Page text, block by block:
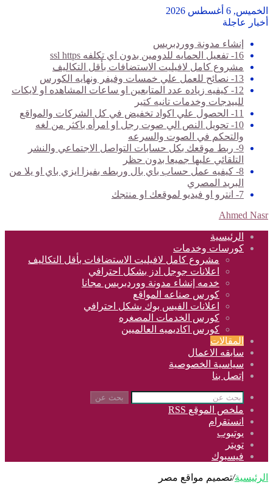
الخميس, 6 أغسطس 2026
أخبار عاجلة
إنشاء مدونة ووردبريس
16- تفعيل الحمايه للدومين بدون اي تكلفه ssl https
مشروع كامل لافيليت الاستضافات بأقل التكاليف
13- نصائح للعمل علي خمسات وفيفر ونهايه الكورس
12- كيفيه زياده عدد المتابعين او ساعات المشاهده او لايكات
للبيدجات وخدمات تانيه كتير
11- الحصول علي اكواد تخفيض في كل الشركات والمواقع
10- تحويل النص الي صوت رجل او امرأه باكثر من لغه
والتحكم في الصوت والسرعه
9- ربط موقعك بكل حسابات التواصل الاجتماعي والنشر
التلقائي عليها جميعا بدون حظر
8- كيفيه عمل حساب باي بال وربطه بفيزا ايزي باي او يلا من
البريد المصري
7- انترو او فيديو لموقعك او منتجك
Ahmed Nasr
الرئيسية
كورسات وخدمات
مشروع كامل لافيليت الاستضافات بأقل التكاليف
اعلانات جوجل ادز بشكل احترافي
خدمه إنشاء مدونة ووردبريس مجانا
كورس صناعه المواقع
اعلانات الفيس بوك بشكل احترافي
كورس الخدمات المصغره
كورس اكاديميه العالميين
المقالات
سابقه الاعمال
سياسية الخصوصية
إتصل بنا
بحث عن
ملخص الموقع RSS
انستقرام
يوتيوب
تويتر
فيسبوك
الرئيسية/تصميم مواقع مصر